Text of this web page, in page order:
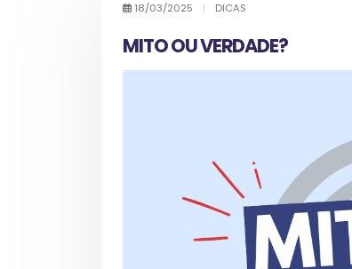
18/03/2025 | DICAS
MITO OU VERDADE?